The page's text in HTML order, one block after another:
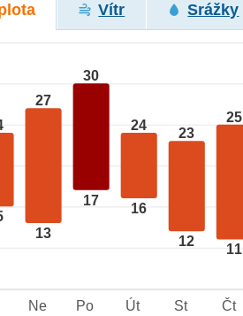
Vítr Srážky
27
13
30
17
24
16
23
12
25
11
Ne Po Út St Čt